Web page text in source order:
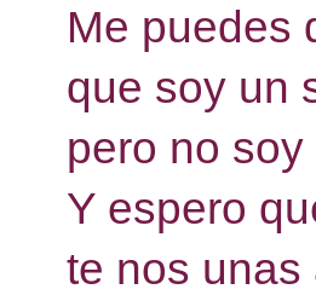
Me puedes
que soy un
pero no soy
Y espero
te nos